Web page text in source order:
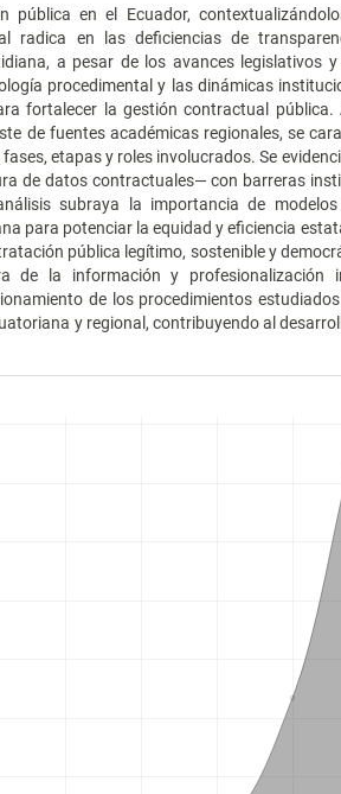
pública en el Ecuador,
radica en las deficiencias de
a pesar de los avances legislativos
procedimental y las dinámicas
fortalecer la gestión contractual pública.
de fuentes académicas regionales, se
etapas y roles involucrados. Se
de datos contractuales— con barreras
subraya la importancia de
para potenciar la equidad y eficiencia
pública legítimo, sostenible y
de la información y profesionalización
de los procedimientos
y regional, contribuyendo al